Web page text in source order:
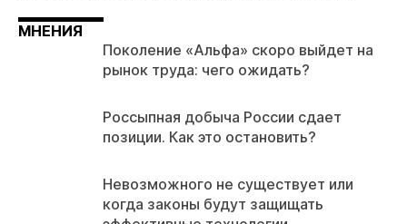
МНЕНИЯ
Поколение «Альфа» скоро выйдет на
рынок труда: чего ожидать?
Россыпная добыча России сдает
позиции. Как это остановить?
Невозможного не существует или
когда законы будут защищать